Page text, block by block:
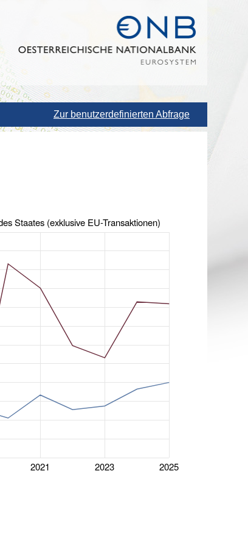
Zur benutzerdefinierten Abfrage
2021 2023 2025
Ausgaben des Staates (exklusive EU-Transaktionen)